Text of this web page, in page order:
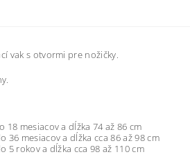
vak s otvormi pre nožičky.
mesiacov a dĺžka 74 až 86 cm
36 mesiacov a dĺžka cca 86 až 98 cm
5 rokov a dĺžka cca 98 až 110 cm